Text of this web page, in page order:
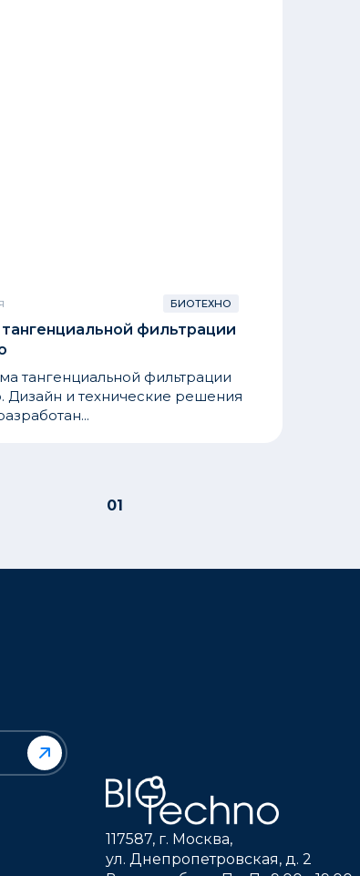
БИОТЕХНО
фильтрации
тангенциальной фильтрации
Дизайн и технические решения
01
117587, г. Москва,
ул. Днепропетровская, д. 2